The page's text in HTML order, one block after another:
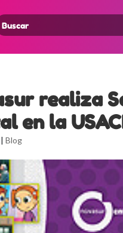
realiza
en la
|Blog